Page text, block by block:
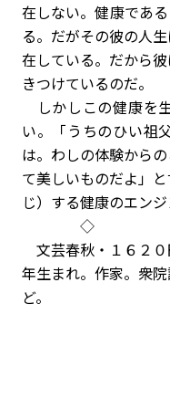
在しない。健康であ
る。だがその彼の人
在している。だから
きつけているのだ。
しかしこの健康を
い。「うちのひい祖
は。わしの体験から
て美しいものだよ」
じ）する健康のエンジ
◇
文芸春秋・１６２
年生まれ。作家。衆
ど。